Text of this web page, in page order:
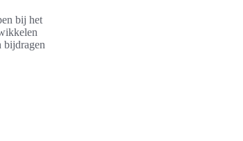
bij het
bijdragen